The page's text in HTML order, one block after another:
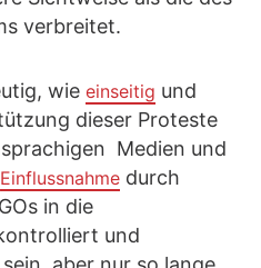
verbreitet.
wie einseitig und
dieser Proteste
Medien und
Einflussnahme durch
in die
und